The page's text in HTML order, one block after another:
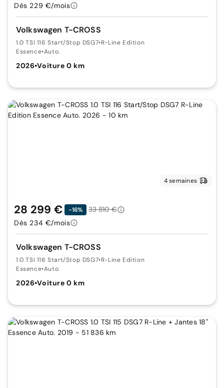
Volkswagen T-CROSS
1.0 TSI 116 Start/Stop DSG7•R-Line Edition
Essence•Auto.
2026•Voiture 0 km
Dès 229 €/mois
4 semaines
Volkswagen T-CROSS
1.0 TSI 116 Start/Stop DSG7•R-Line Edition
Essence•Auto.
2026•Voiture 0 km
28 299 € -16%
33 810 €
Dès 234 €/mois